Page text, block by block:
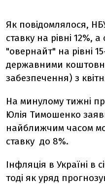
Як повідомлялося,
ставку на рівні 12%,
"овернайт" на рівні
державними
забезпечення) з
На минулому тижні
Юлія Тимошенко
найближчим часом
ставку до 8%.
Інфляція в Україні в
тоді як уряд